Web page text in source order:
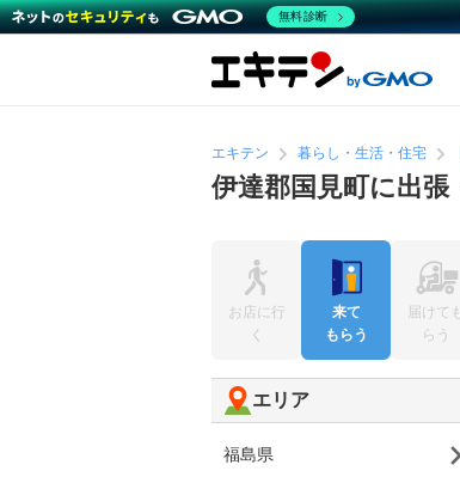
エキテン 暮らし・生活・住宅
伊達郡国見町に出
お店に行
く
来て
もらう
届けて
らう
エリア
福島県
無料診断